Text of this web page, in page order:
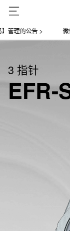
理的公告 > 微
3 指针
EFR-